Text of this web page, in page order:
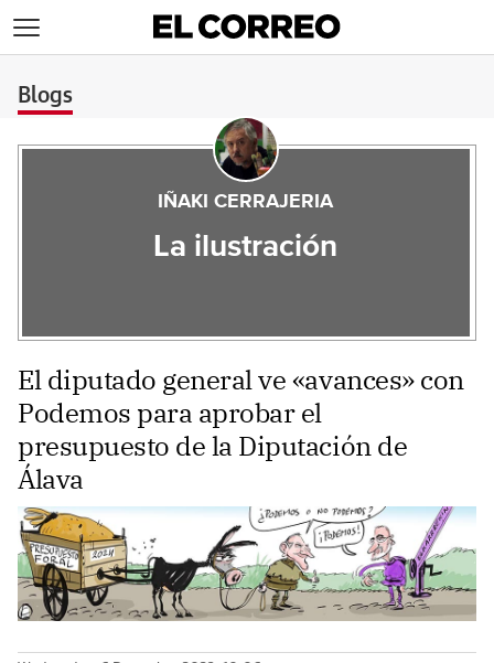
Blogs
IÑAKI CERRAJERIA
La ilustración
El diputado general ve «avances» con
Podemos para aprobar el
presupuesto de la Diputación de
Álava